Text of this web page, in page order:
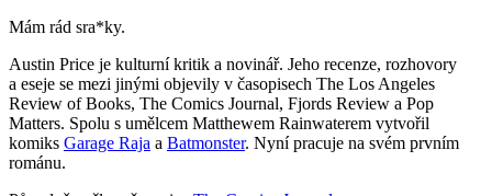
Mám rád sra*ky.
Austin Price je kulturní kritik a novinář. Jeho recenze, rozhovory
a eseje se mezi jinými objevily v časopisech The Los Angeles
Review of Books, The Comics Journal, Fjords Review a Pop
Matters. Spolu s umělcem Matthewem Rainwaterem vytvořil
komiks Garage Raja a Batmonster. Nyní pracuje na svém prvním
románu.